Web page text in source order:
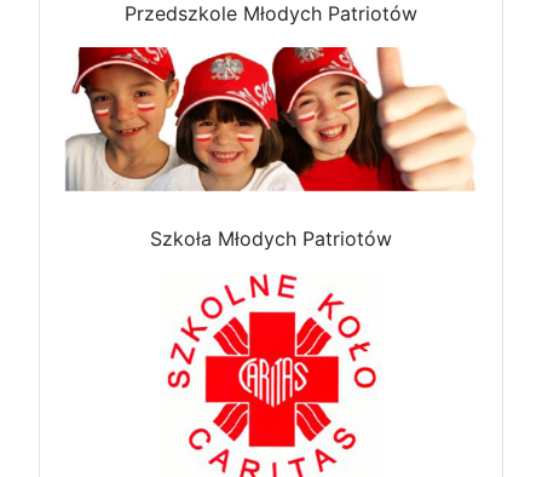
Przedszkole Młodych Patriotów
Szkoła Młodych Patriotów